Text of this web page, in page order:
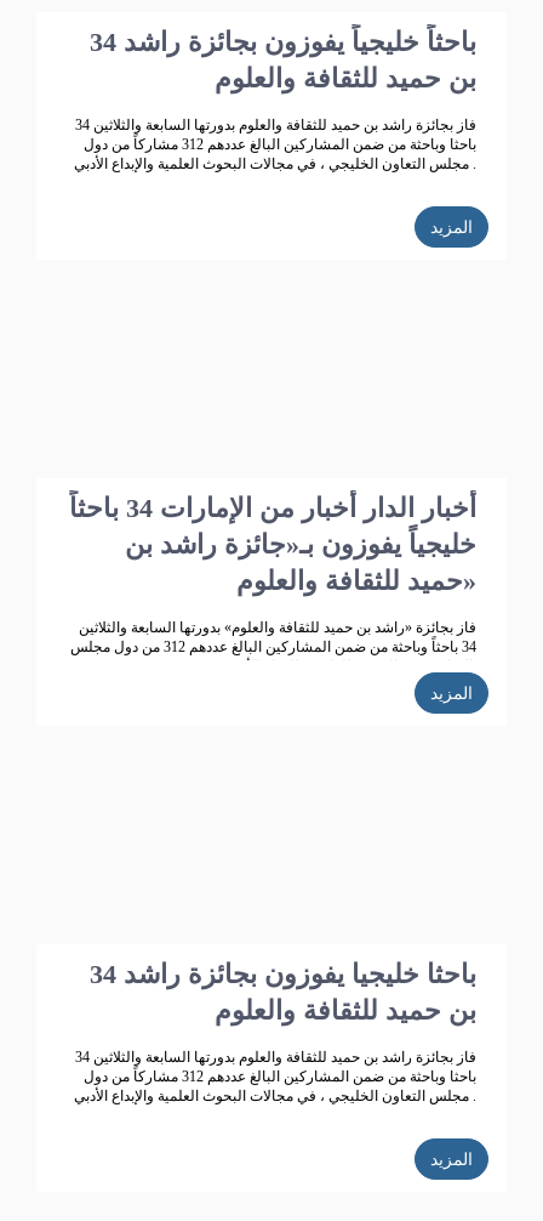
34 باحثاً خليجياً يفوزون بجائزة راشد
بن حميد للثقافة والعلوم
فاز بجائزة راشد بن حميد للثقافة والعلوم بدورتها السابعة والثلاثين 34
باحثا وباحثة من ضمن المشاركين البالغ عددهم 312 مشاركاً من دول
مجلس التعاون الخليجي ، في مجالات البحوث العلمية والإبداع الأدبي .
المزيد
أخبار الدار أخبار من الإمارات 34 باحثاً
خليجياً يفوزون بـ«جائزة راشد بن
حميد للثقافة والعلوم»
فاز بجائزة «راشد بن حميد للثقافة والعلوم» بدورتها السابعة والثلاثين
34 باحثاً وباحثة من ضمن المشاركين البالغ عددهم 312 من دول مجلس
المزيد
34 باحثا خليجيا يفوزون بجائزة راشد
بن حميد للثقافة والعلوم
فاز بجائزة راشد بن حميد للثقافة والعلوم بدورتها السابعة والثلاثين 34
باحثا وباحثة من ضمن المشاركين البالغ عددهم 312 مشاركاً من دول
مجلس التعاون الخليجي ، في مجالات البحوث العلمية والإبداع الأدبي .
المزيد